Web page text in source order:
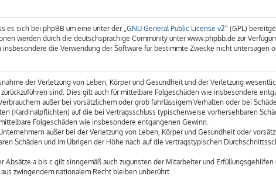
es sich bei phpBB um eine unter der „GNU General Public License v2“ (GPL)
werden durch die deutschsprachige Community unter www.phpbb.de zur
die Verwendung der Software für bestimmte Zwecke nicht untersagen
der Verletzung von Leben, Körper und Gesundheit und der Verletzung
sind. Dies gilt auch für mittelbare Folgeschäden wie insbesondere
außer bei vorsätzlichem oder grob fahrlässigem Verhalten oder bei
(Kardinalpflichten) auf die bei Vertragsschluss typischerweise vorhersehbaren
Folgeschäden wie insbesondere entgangenen Gewinn.
außer bei der Verletzung von Leben, Körper und Gesundheit oder
Schäden und im Übrigen der Höhe nach auf die vertragstypischen
Absätze a bis c gilt sinngemäß auch zugunsten der Mitarbeiter und Erfüllungsgehilfen
zwingendem nationalem Recht bleiben unberührt.